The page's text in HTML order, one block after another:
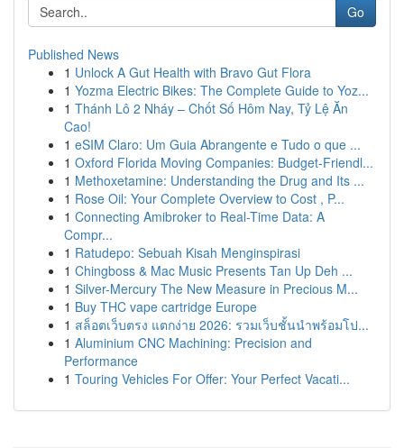
Go
Published News
1 Unlock A Gut Health with Bravo Gut Flora
1 Yozma Electric Bikes: The Complete Guide to Yoz...
1 Thánh Lô 2 Nháy – Chốt Số Hôm Nay, Tỷ Lệ Ăn
Cao!
1 eSIM Claro: Um Guia Abrangente e Tudo o que ...
1 Oxford Florida Moving Companies: Budget-Friendl...
1 Methoxetamine: Understanding the Drug and Its ...
1 Rose Oil: Your Complete Overview to Cost , P...
1 Connecting Amibroker to Real-Time Data: A
Compr...
1 Ratudepo: Sebuah Kisah Menginspirasi
1 Chingboss & Mac Music Presents Tan Up Deh ...
1 Silver-Mercury The New Measure in Precious M...
1 Buy THC vape cartridge Europe
1 สล็อตเว็บตรง แตกง่าย 2026: รวมเว็บชั้นนำพร้อมโป...
1 Aluminium CNC Machining: Precision and
Performance
1 Touring Vehicles For Offer: Your Perfect Vacati...